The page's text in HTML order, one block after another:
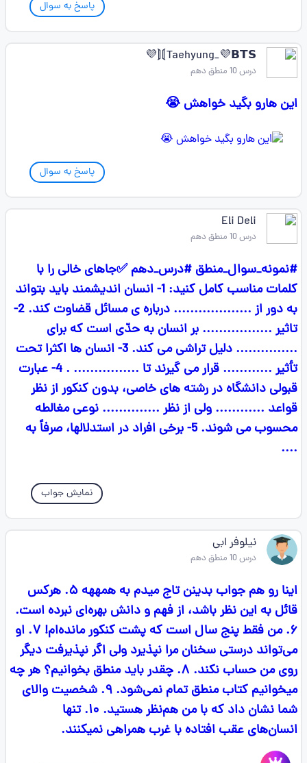
پاسخ به سوال
Taehyung_💜𝗕𝗧𝗦⟭⟬💜
درس 10 منطق دهم
این هارو بگید خواهش 😭
پاسخ به سوال
Eli Deli
درس 10 منطق دهم
#نمونه_سوال_منطق #درس_دهم ✅جاهای خالی را با
کلمات مناسب کامل کنید: 1- انسان اندیشمند باید بتواند
به دور از ................... درباره ی مسائل قضاوت کند. 2-
تاثیر ................. بر انسان به حدّی است که برای
............... دلیل تراشی می کند. 3- انسان ها اکثرا تحت
تأثیر ............ قرار می گیرند تا ................ . 4- عبارت
قبولی دانشگاه در رشته های خاصی، بدون کنکور از نظر
قواعد ............ ولی از نظر .............. نوعی مغالطه
محسوب می شوند. 5- برخی افراد در استدلالها، صرفاً به
....
نمایش جواب
نیلوفر ابی
درس 10 منطق دهم
اینا رو هم جواب بدینن تاج میدم به همههه ۵. هرکس
قائل به این نظر باشد، از فهم و دانش بهره‌ای نبرده است.
۶. من فقط پنج سال است که پشت کنکور مانده‌ام! ۷. او
می‌تواند درستی سخنان مرا نپذیرد ولی اگر نپذیرفت دیگر
روی من حساب نکند. ۸. چقدر باید منطق بخوانیم؟ هر چه
میخوانیم کتاب منطق تمام نمی‌شود. ۹. شخصیت والای
شما نشان داد که با من هم‌نظر هستید. ۱۰. تنها
انسان‌های عقب افتاده با غرب همراهی نمیکنند.